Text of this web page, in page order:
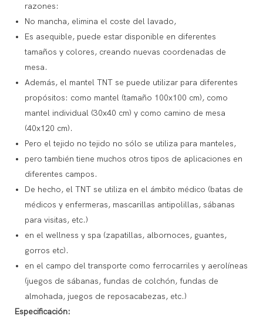
razones:
No mancha, elimina el coste del lavado,
Es asequible, puede estar disponible en diferentes
tamaños y colores, creando nuevas coordenadas de
mesa.
Además, el mantel TNT se puede utilizar para diferentes
propósitos: como mantel (tamaño 100x100 cm), como
mantel individual (30x40 cm) y como camino de mesa
(40x120 cm).
Pero el tejido no tejido no sólo se utiliza para manteles,
pero también tiene muchos otros tipos de aplicaciones en
diferentes campos.
De hecho, el TNT se utiliza en el ámbito médico (batas de
médicos y enfermeras, mascarillas antipolillas, sábanas
para visitas, etc.)
en el wellness y spa (zapatillas, albornoces, guantes,
gorros etc).
en el campo del transporte como ferrocarriles y aerolíneas
(juegos de sábanas, fundas de colchón, fundas de
almohada, juegos de reposacabezas, etc.)
Especificación: